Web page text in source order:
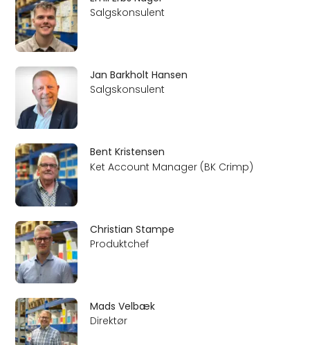
Salgskonsulent
Jan Barkholt Hansen
Salgskonsulent
Bent Kristensen
Ket Account Manager (BK Crimp)
Christian Stampe
Produktchef
Mads Velbæk
Direktør